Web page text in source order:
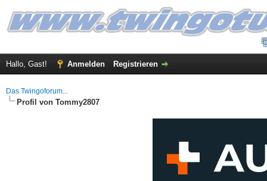
Hallo, Gast! Anmelden Registrieren
Das Twingoforum...
Profil von Tommy2807